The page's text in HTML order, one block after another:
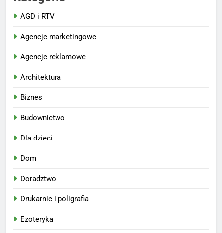
AGD i RTV
Agencje marketingowe
Agencje reklamowe
Architektura
Biznes
Budownictwo
Dla dzieci
Dom
Doradztwo
Drukarnie i poligrafia
Ezoteryka